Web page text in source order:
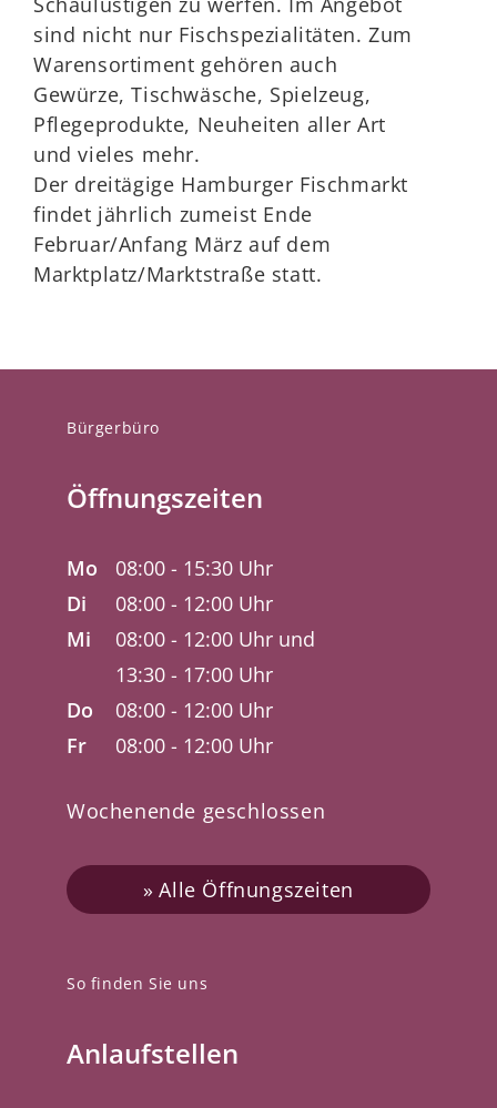
sind nicht nur Fischspezialitäten. Zum
Warensortiment gehören auch
Gewürze, Tischwäsche, Spielzeug,
Pflegeprodukte, Neuheiten aller Art
und vieles mehr.
Der dreitägige Hamburger Fischmarkt
findet jährlich zumeist Ende
Februar/Anfang März auf dem
Marktplatz/Marktstraße statt.
So finden Sie uns
Anlaufstellen
Bürgerbüro
Öffnungszeiten
Mo
08:00 - 15:30 Uhr
Di
08:00 - 12:00 Uhr
Mi
08:00 - 12:00 Uhr und
13:30 - 17:00 Uhr
Do
08:00 - 12:00 Uhr
Fr
08:00 - 12:00 Uhr
Wochenende geschlossen
Alle Öffnungszeiten